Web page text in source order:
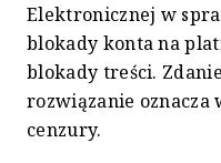
Elektronicznej w
blokady konta na
blokady treści.
rozwiązanie
cenzury.